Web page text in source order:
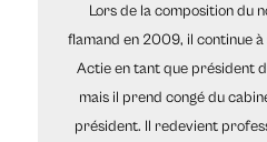
Lors de la composition du
flamand en 2009, il continue
Actie en tant que président
mais il prend congé du
président. Il redevient